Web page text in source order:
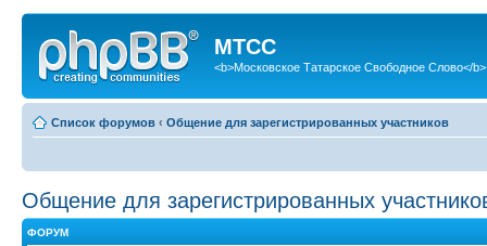
МТСС
<b>Московское Татарское Свободное Слово</b>
Список форумов ‹ Общение для зарегистрированных участников
Общение для зарегистрированных
ФОРУМ